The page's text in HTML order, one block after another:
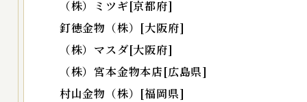
（株）ミツギ[京都府]
釘徳金物（株）[大阪府]
（株）マスダ[大阪府]
（株）宮本金物本店[広島県]
村山金物（株）[福岡県]